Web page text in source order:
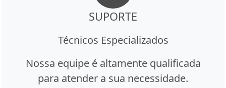
SUPORTE
Técnicos Especializados
Nossa equipe é altamente qualificada
para atender a sua necessidade.